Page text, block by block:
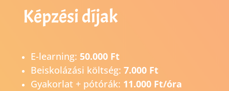
Képzési díjak
E-learning: 50.000 Ft
Beiskolázási költség: 7.000 Ft
Gyakorlat + pótórák: 11.000 Ft/óra